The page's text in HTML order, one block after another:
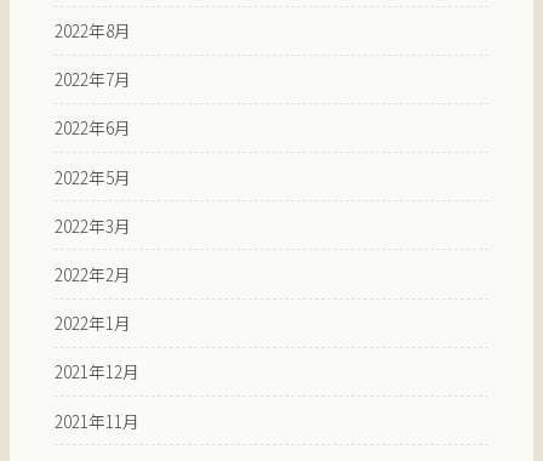
2022年8月
2022年7月
2022年6月
2022年5月
2022年3月
2022年2月
2022年1月
2021年12月
2021年11月